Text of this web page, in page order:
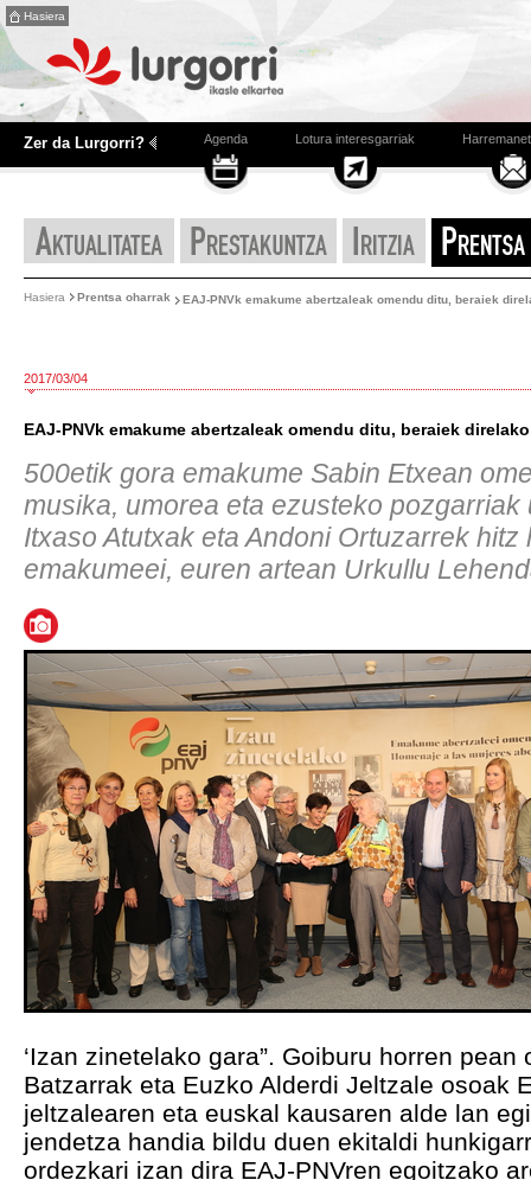
Hasiera
Zer da Lurgorri? Agenda Lotura interesgarriak
Hasiera Prentsa oharrak EAJ-PNVk emakume abertzaleak omendu ditu, beraiek
2017/03/04
EAJ-PNVk emakume abertzaleak omendu ditu, beraiek
500etik gora emakume Sabin Etxean
musika, umorea eta ezusteko pozgarriak
Itxaso Atutxak eta Andoni Ortuzarrek
emakumeei, euren artean Urkullu
‘Izan zinetelako gara”. Goiburu horren
Batzarrak eta Euzko Alderdi Jeltzale osoak
jeltzalearen eta euskal kausaren alde lan
jendetza handia bildu duen ekitaldi
ordezkari izan dira EAJ-PNVren egoitzako